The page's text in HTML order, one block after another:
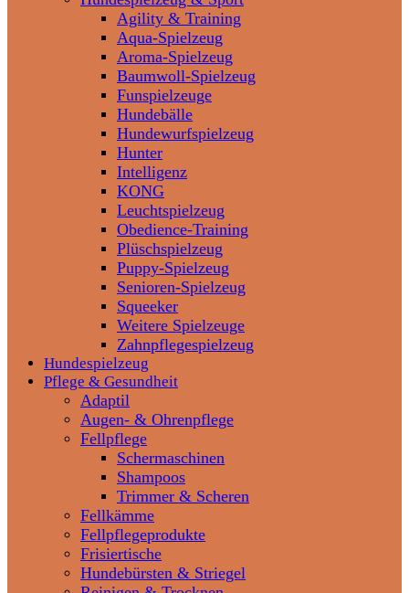
Agility & Training
Aqua-Spielzeug
Aroma-Spielzeug
Baumwoll-Spielzeug
Funspielzeuge
Hundebälle
Hundewurfspielzeug
Hunter
Intelligenz
KONG
Leuchtspielzeug
Obedience-Training
Plüschspielzeug
Puppy-Spielzeug
Senioren-Spielzeug
Squeeker
Weitere Spielzeuge
Zahnpflegespielzeug
Hundespielzeug
Pflege & Gesundheit
Adaptil
Augen- & Ohrenpflege
Fellpflege
Schermaschinen
Shampoos
Trimmer & Scheren
Fellkämme
Fellpflegeprodukte
Frisiertische
Hundebürsten & Striegel